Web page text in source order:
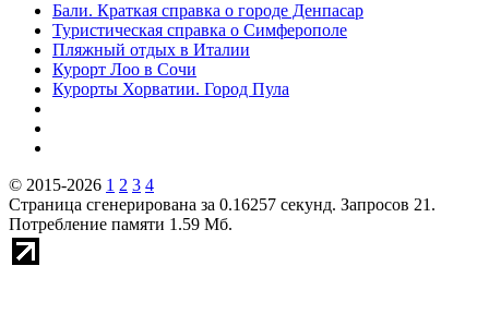
Бали. Краткая справка о городе Денпасар
Туристическая справка о Симферополе
Пляжный отдых в Италии
Курорт Лоо в Сочи
Курорты Хорватии. Город Пула
© 2015-2026 1 2 3 4
Страница сгенерирована за 0.16257 секунд. Запросов 21.
Потребление памяти 1.59 Мб.